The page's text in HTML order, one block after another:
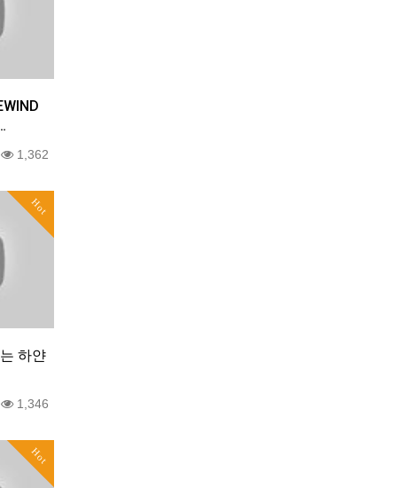
1,362
Hot
하얀
1,346
Hot